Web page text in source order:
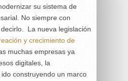
su sistema de
No siempre con
La nueva legislación
y crecimiento de
muchas empresas ya
digitales, la
construyendo un marco